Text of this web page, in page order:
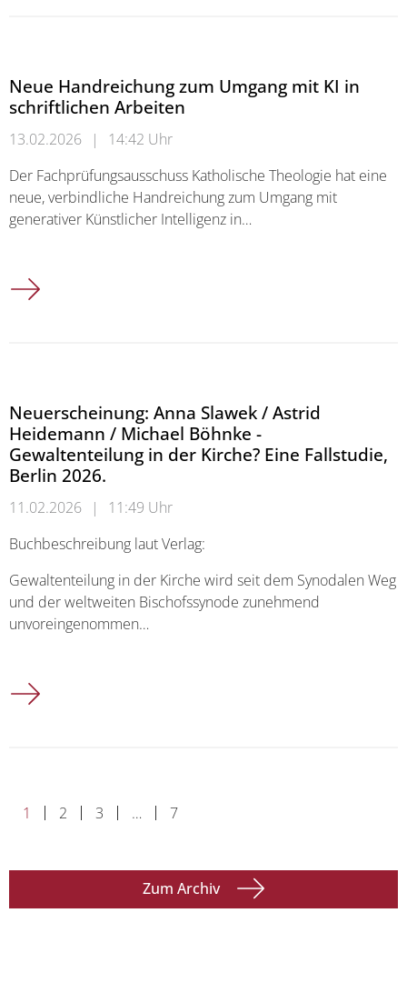
Neue Handreichung zum Umgang mit KI in
schriftlichen Arbeiten
13.02.2026 |
14:42 Uhr
Der Fachprüfungsausschuss Katholische Theologie hat eine
neue, verbindliche Handreichung zum Umgang mit
generativer Künstlicher Intelligenz in…
Neue Handreichung zum Umgang mit KI in schriftlichen
Neuerscheinung: Anna Slawek / Astrid
Heidemann / Michael Böhnke -
Gewaltenteilung in der Kirche? Eine Fallstudie,
Berlin 2026.
11.02.2026 |
11:49 Uhr
Buchbeschreibung laut Verlag:
Gewaltenteilung in der Kirche wird seit dem Synodalen Weg
und der weltweiten Bischofssynode zunehmend
unvoreingenommen…
Neuerscheinung: Anna Slawek / Astrid Heidemann /
1 2 3 … 7
Zum Archiv